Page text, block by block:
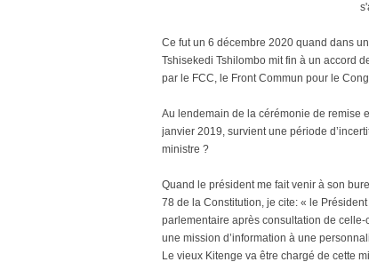
Ce fut un 6 décembre 2020 quand dans
Tshisekedi Tshilombo mit fin à un accord
par le FCC, le Front Commun pour le
Au lendemain de la cérémonie de remise
janvier 2019, survient une période
ministre ?
Quand le président me fait venir à son
78 de la Constitution, je cite: « le
parlementaire après consultation de
une mission d’information à une
Le vieux Kitenge va être chargé de cette